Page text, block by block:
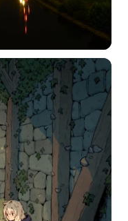
HDQwalls 4K Hd 通用